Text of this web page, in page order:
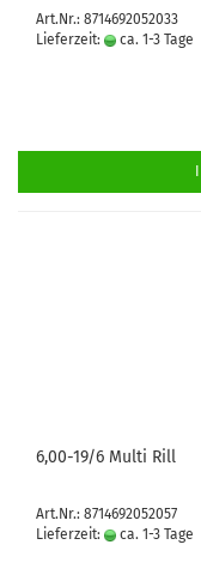
Art.Nr.: 8714692052033
Lieferzeit:
ca. 1-3 Tage
6,00-19/6 Multi Rill
Art.Nr.: 8714692052057
Lieferzeit:
ca. 1-3 Tage